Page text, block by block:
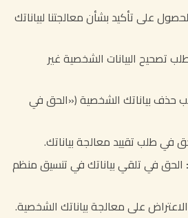
على تأكيد بشأن معالجتنا لبياناتك
تصحيح البيانات الشخصية غير
حذف بياناتك الشخصية («الحق في
في طلب تقييد معالجة بياناتك.
الحق في تلقي بياناتك في تنسيق منظم
على معالجة بياناتك الشخصية.